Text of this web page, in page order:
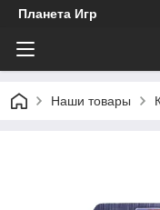
Планета Игр
Наши товары